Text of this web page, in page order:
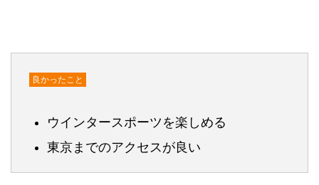
良かったこと
ウインタースポーツを楽しめる
東京までのアクセスが良い